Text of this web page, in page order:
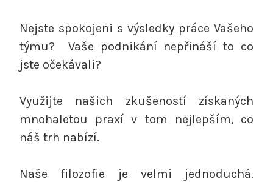
Nejste spokojeni s výsledky práce Vašeho
týmu? Vaše podnikání nepřináší to co
jste očekávali?
Využijte našich zkušeností získaných
mnohaletou praxí v tom nejlepším, co
náš trh nabízí.
Naše filozofie je velmi jednoduchá.